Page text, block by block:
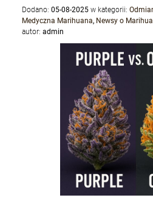
Dodano:05-08-2025 w kategorii:
Medyczna Marihuana, Newsy o
autor:admin